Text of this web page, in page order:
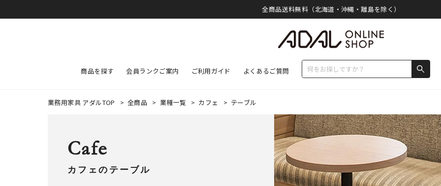
全商品送料無料（北海道・沖縄・離島を除く）
商品を探す 会員ランクご案内 ご利用ガイド よくあるご質問
業務用家具 アダルTOP >全商品 > 業種一覧 > カフェ > テーブル
Cafe
カフェのテーブル